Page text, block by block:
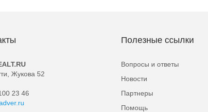
Жукова 52
23 46
Полезные ссылки
Вопросы и ответы
Новости
Партнеры
Помощь